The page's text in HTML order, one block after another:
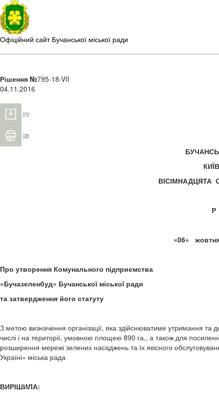
Офіційний сайт Бучанської міської ради
Рішення №795-18-VII
04.11.2016
[1]
[2]
ВІСІМНАДЦЯТА
«06»
Про утворення Комунального підприємства
«Бучазеленбуд» Бучанської міської ради
та затвердження його статуту
З метою визначення організації, яка здійснюватиме утримання
числі і на території, умовною площею 890 га., а також для
розширення мережі зелених насаджень та їх якісного
Україні» міська рада
ВИРІШИЛА: